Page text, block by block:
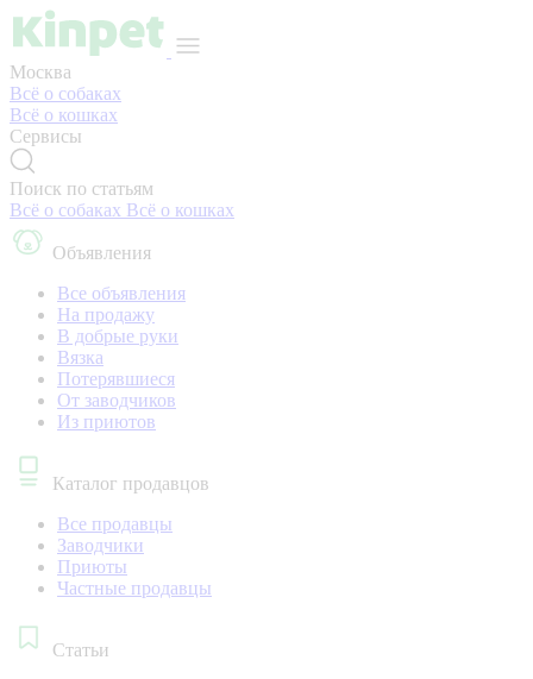
Москва
Всё о собаках
Всё о кошках
Сервисы
Поиск по статьям
Всё о собаках Всё о кошках
Объявления
Все объявления
На продажу
В добрые руки
Вязка
Потерявшиеся
От заводчиков
Из приютов
Каталог продавцов
Все продавцы
Заводчики
Приюты
Частные продавцы
Статьи